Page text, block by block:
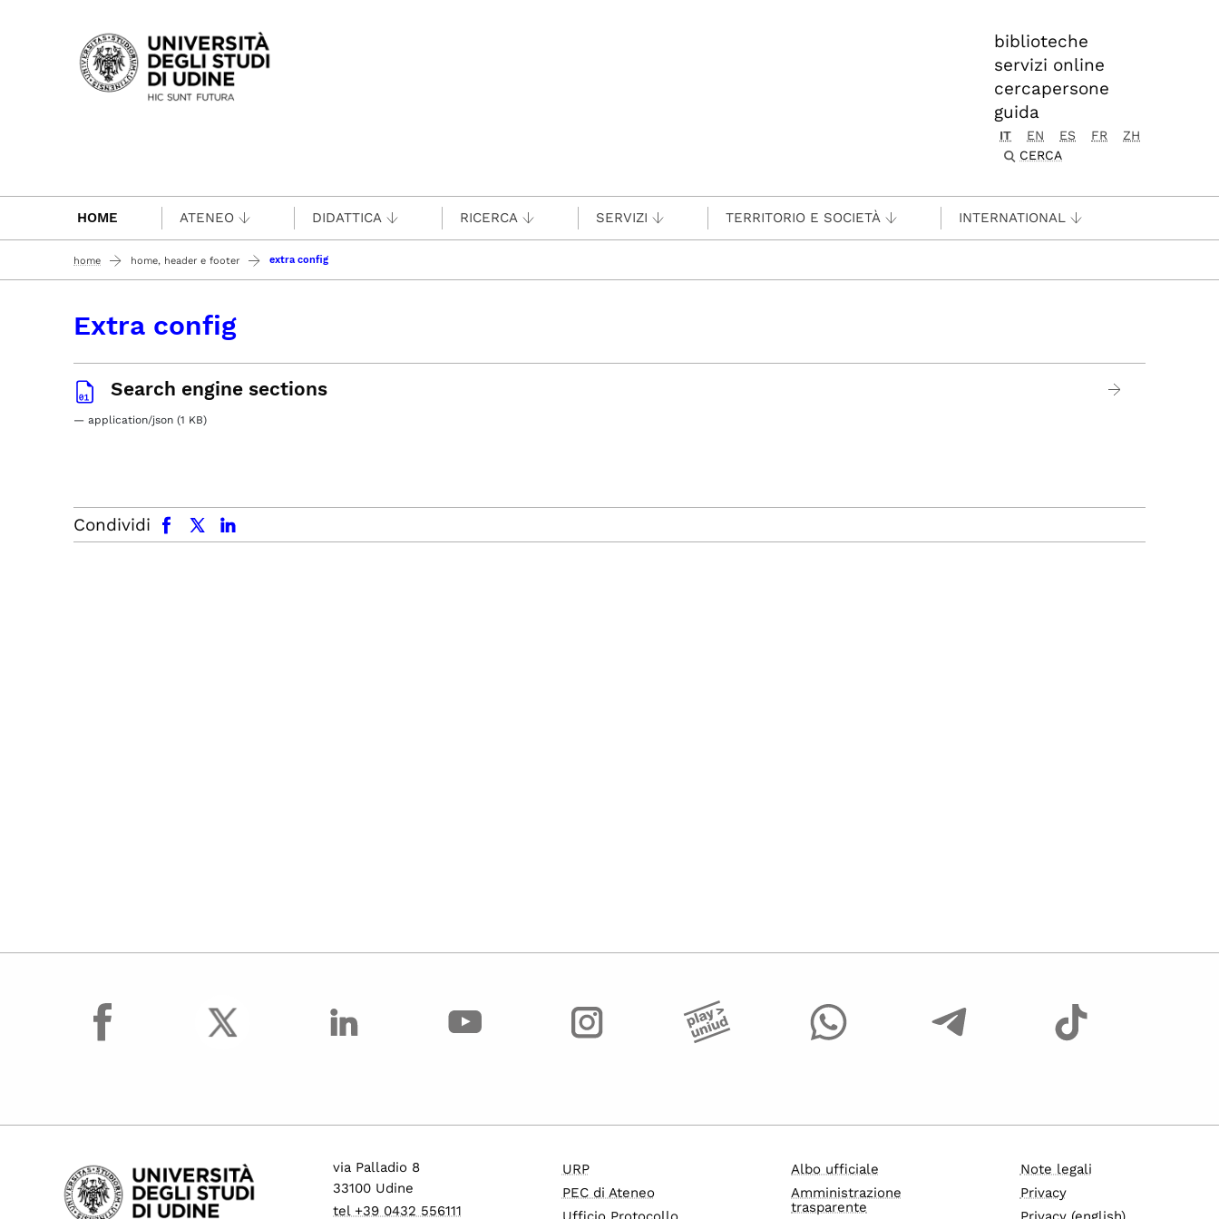
Passa al contenuto principale
biblioteche
servizi online
cercapersone
guida
IT EN ES FR
ZH
CERCA
HOME ATENEO DIDATTICA RICERCA SERVIZI TERRITORIO E SOCIETÀ INTERNATIONAL
home home, header e footer extra config
Extra config
Search engine sections
— application/json (1 KB)
Condividi
facebook x.com linkedin
facebook
via Palladio 8
33100 Udine
tel +39 0432 556111
URP
PEC di Ateneo
Albo ufficiale
Amministrazione
trasparente
Note legali
Privacy